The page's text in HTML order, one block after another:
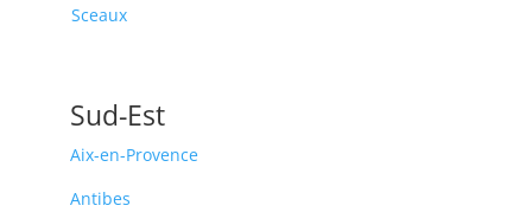
Sceaux
Sud-Est
Aix-en-Provence
Antibes